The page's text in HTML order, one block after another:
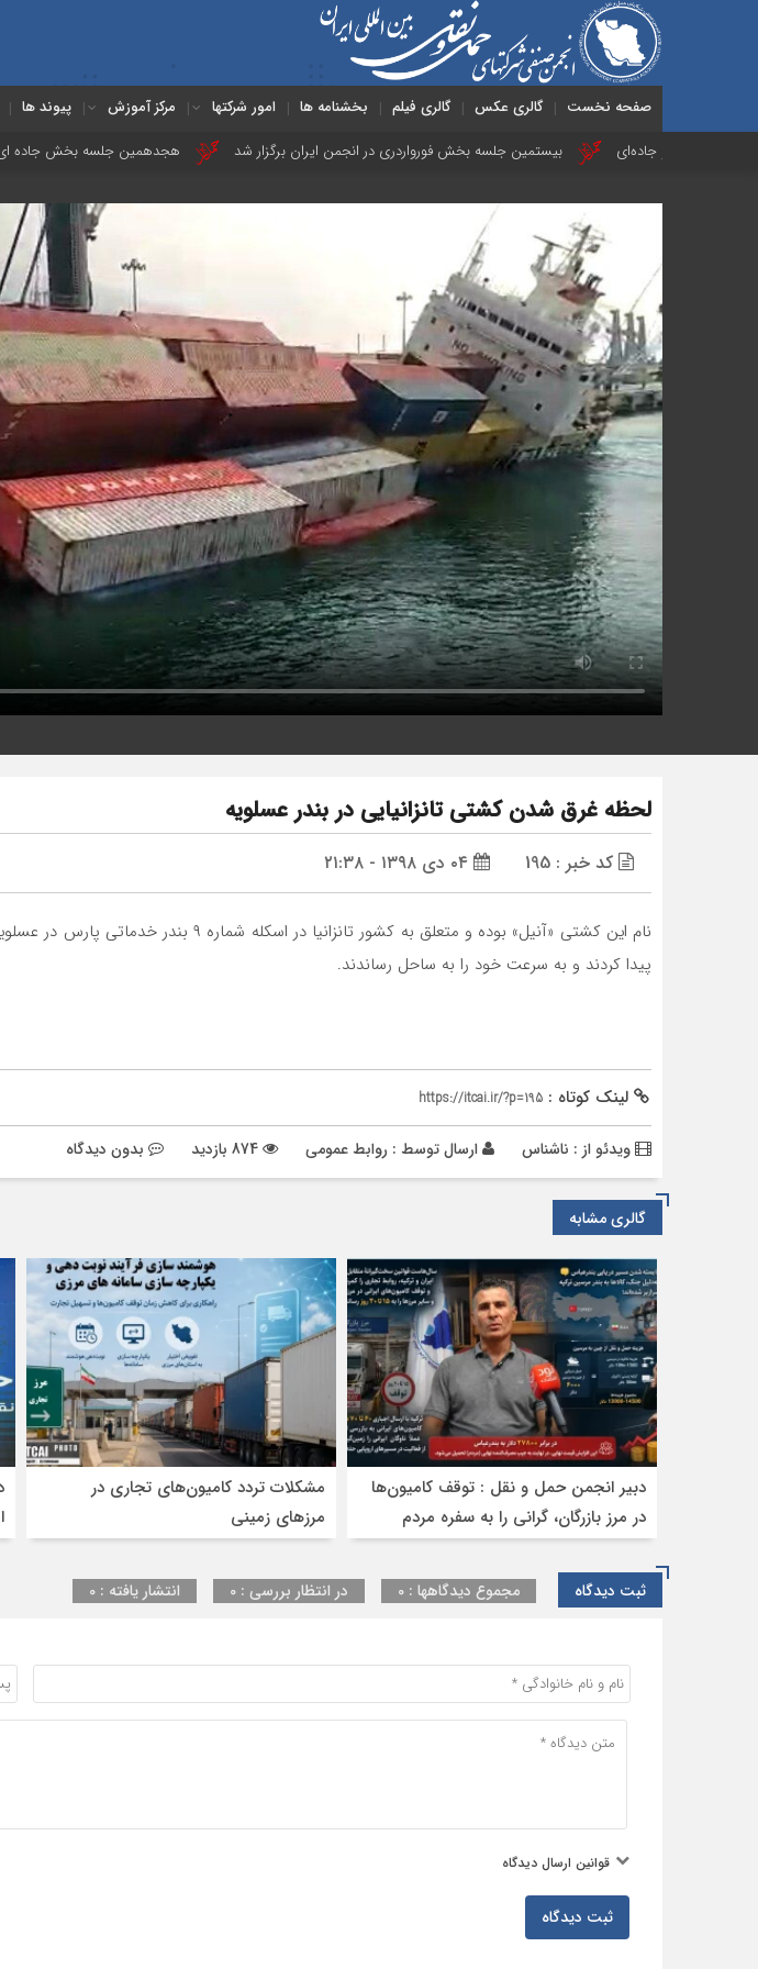
صفحه نخست گالری عکس گالری فیلم بخشنامه ها امور شرکتها مرکز آموزش پیوند ها
بیستمین جلسه بخش فورواردری در انجمن ایران برگزار شد هجدهمین جلسه بخش جاده ای برگزار شد
لحظه غرق شدن کشتی تانزانیایی در بندر عسلویه
کد خبر : 195
نام این کشتی «آنیل» بوده و متعلق به
پیدا کردند و به سرعت خود را به ساحل رساندند.
لینک کوتاه : https://itcai.ir/?p=195
ویدئو از : ناشناس ارسال توسط : روابط عمومی بدون دیدگاه
گالری مشابه
دبیر انجمن حمل‌ و نقل : توقف کامیون‌ها
در مرز بازرگان، گرانی را به سفره مردم
می‌رساند
مشکلات تردد کامیون‌های تجاری در
مرز‌های زمینی
ثبت دیدگاه مجموع دیدگاهها : 0 در انتظار بررسی : 0 انتشار یافته : 0
قوانین ارسال دیدگاه
ثبت دیدگاه